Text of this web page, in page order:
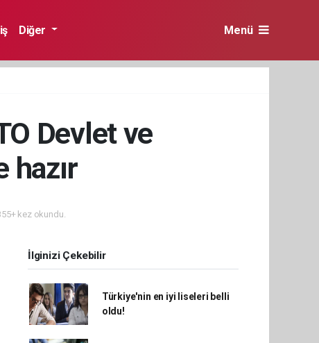
Diğer Menü
Devlet ve
hazır
kez okundu.
İlginizi Çekebilir
Türkiye'nin en iyi liseleri belli
oldu!